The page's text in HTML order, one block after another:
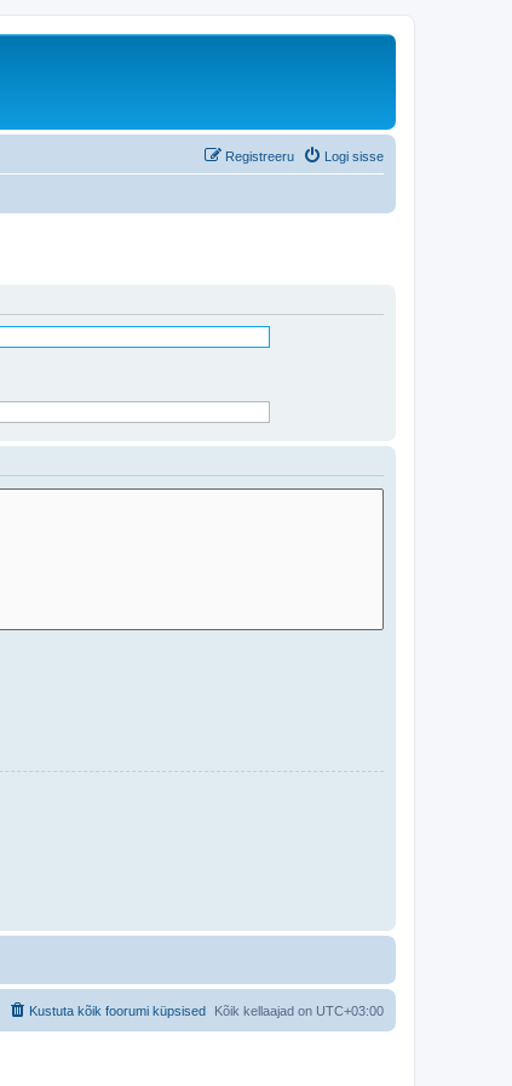
Logi sisse
Registreeru
Kõik kellaajad on UTC+03:00
Kustuta kõik foorumi küpsised